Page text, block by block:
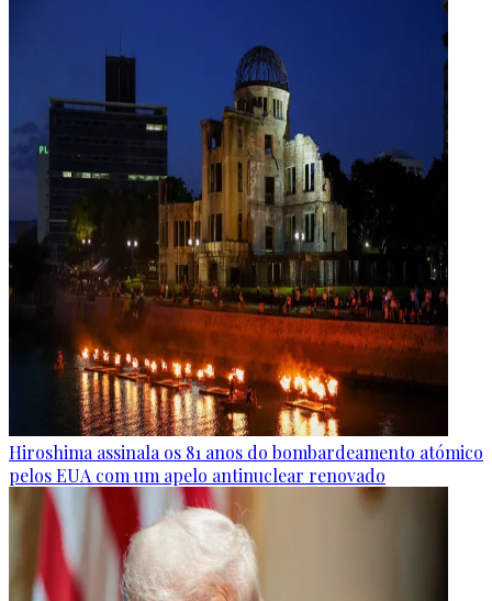
Hiroshima assinala os 81 anos do bombardeamento atómico
pelos EUA com um apelo antinuclear renovado